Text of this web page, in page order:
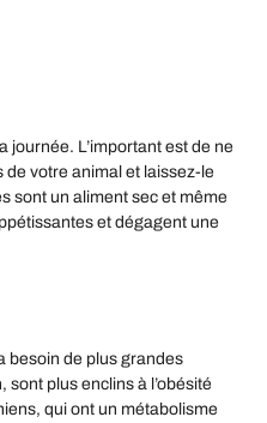
journée. L’important est de ne
de votre animal et laissez-le
sont un aliment sec et même
et dégagent une
besoin de plus grandes
plus enclins à l’obésité
qui ont un métabolisme